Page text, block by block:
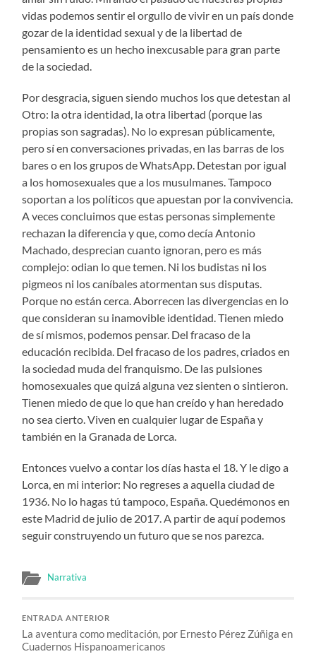
vidas podemos sentir el orgullo de vivir en un país donde
gozar de la identidad sexual y de la libertad de
pensamiento es un hecho inexcusable para gran parte
de la sociedad.
Por desgracia, siguen siendo muchos los que detestan al
Otro: la otra identidad, la otra libertad (porque las
propias son sagradas). No lo expresan públicamente,
pero sí en conversaciones privadas, en las barras de los
bares o en los grupos de WhatsApp. Detestan por igual
a los homosexuales que a los musulmanes. Tampoco
soportan a los políticos que apuestan por la convivencia.
A veces concluimos que estas personas simplemente
rechazan la diferencia y que, como decía Antonio
Machado, desprecian cuanto ignoran, pero es más
complejo: odian lo que temen. Ni los budistas ni los
pigmeos ni los caníbales atormentan sus disputas.
Porque no están cerca. Aborrecen las divergencias en lo
que consideran su inamovible identidad. Tienen miedo
de sí mismos, podemos pensar. Del fracaso de la
educación recibida. Del fracaso de los padres, criados en
la sociedad muda del franquismo. De las pulsiones
homosexuales que quizá alguna vez sienten o sintieron.
Tienen miedo de que lo que han creído y han heredado
no sea cierto. Viven en cualquier lugar de España y
también en la Granada de Lorca.
Entonces vuelvo a contar los días hasta el 18. Y le digo a
Lorca, en mi interior: No regreses a aquella ciudad de
1936. No lo hagas tú tampoco, España. Quedémonos en
este Madrid de julio de 2017. A partir de aquí podemos
seguir construyendo un futuro que se nos parezca.
Narrativa
ENTRADA ANTERIOR
La aventura como meditación, por Ernesto Pérez Zúñiga en
Cuadernos Hispanoamericanos